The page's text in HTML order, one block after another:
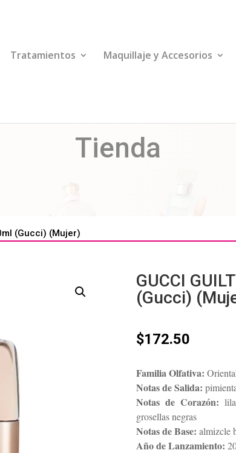
Tratamientos Maquillaje y Accesorios
Tienda
(Gucci) (Mujer)
GUCCI
(Gucci)
$172.50
Familia Olfativa:
Notas de Salida:
Notas de Corazón:
grosellas negras
Notas de Base: almizcle
Año de Lanzamiento: